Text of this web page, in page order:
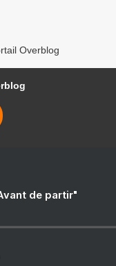
Overblog
de partir"